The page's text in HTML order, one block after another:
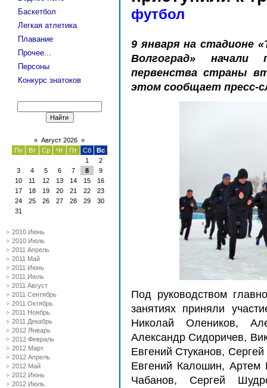
Баскетбол
Легкая атлетика
Плавание
Прочее...
Персоны
Конкурс знатоков
« Август 2026 »
Пн
Вт Ср Чт Пт Сб
Вс
1
2
3
4 5 6 7 8
9
10
11 12 13 14 15
16
17
18 19 20 21 22
23
24
25 26 27 28 29
30
31
2010 Июнь
2010 Июль
2011 Апрель
2011 Май
2011 Июнь
2011 Июль
2011 Август
2011 Сентябрь
2011 Октябрь
2011 Ноябрь
2011 Декабрь
2012 Январь
2012 Февраль
2012 Март
2012 Апрель
2012 Май
2012 Июнь
2012 Июль
футбол
9 января на стадионе
Волгоград» начали
первенства страны
этом сообщает пресс-
Под руководством
занятиях приняли
Николай Олеников,
Александр Сидоричев,
Евгений Стуканов,
Евгений Калошин, Артем
Чабанов, Сергей